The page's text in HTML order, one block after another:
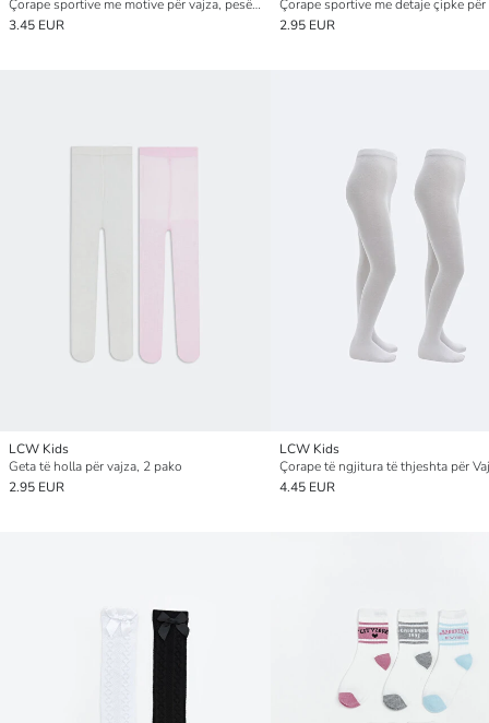
Çorape sportive me motive për vajza, pesë-pako
3.45 EUR
2.95 EUR
LCW Kids
Geta të holla për vajza, 2 pako
2.95 EUR
LCW Kids
4.45 EUR